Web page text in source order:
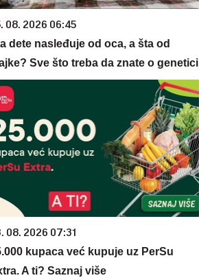
08. 2026 06:45
dete nasleđuje od oca, a šta od
Sve što treba da znate o genetici
08. 2026 07:31
kupaca već kupuje uz PerSu
A ti? Saznaj više